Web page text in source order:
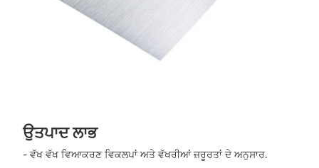
ਉਤਪਾਦ ਲਾਭ
- ਵੱਖ ਵੱਖ ਵਿਆਕਰਣ ਵਿਕਲਪਾਂ ਅਤੇ ਵੱਖਰੀਆਂ ਜ਼ਰੂਰਤਾਂ ਦੇ ਅਨੁਸਾਰ.